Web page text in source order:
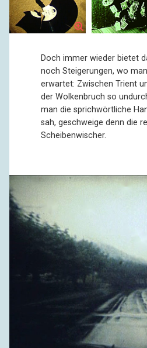
Doch immer wieder bietet
noch Steigerungen, wo
erwartet: Zwischen Trient
der Wolkenbruch so
man die sprichwörtliche
sah, geschweige denn die
Scheibenwischer.